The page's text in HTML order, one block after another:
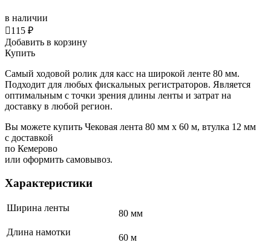
в наличии
115 ₽
Добавить в корзину
Купить
Самый ходовой ролик для касс на широкой ленте 80 мм.
Подходит для любых фискальных регистраторов. Является
оптимальным с точки зрения длины ленты и затрат на
доставку в любой регион.
Вы можете купить Чековая лента 80 мм x 60 м, втулка 12 мм
с доставкой
по Кемерово
или оформить самовывоз.
Характеристики
Ширина ленты
80 мм
Длина намотки
60 м